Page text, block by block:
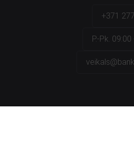
+371
P.-Pk.